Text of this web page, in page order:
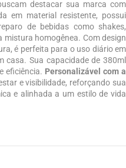
destacar sua marca com
em material resistente, possui
de bebidas como shakes,
mistura homogênea. Com design
é perfeita para o uso diário em
casa. Sua capacidade de 380ml
eficiência. Personalizável com a
e visibilidade, reforçando sua
e alinhada a um estilo de vida